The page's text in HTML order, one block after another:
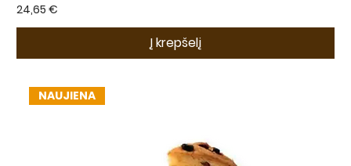
Kaina
24,65 €
Į krepšelį
NAUJIENA